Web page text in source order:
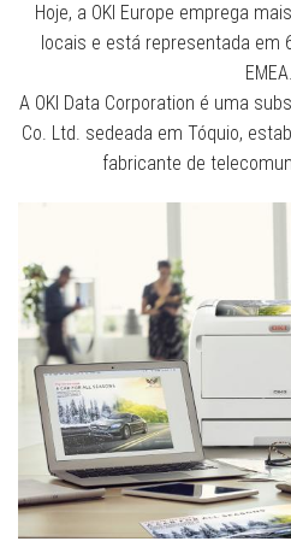
Hoje, a OKI Europe emprega
locais e está representada em
EMEA.
A OKI Data Corporation é uma
Co. Ltd. sedeada em Tóquio,
fabricante de